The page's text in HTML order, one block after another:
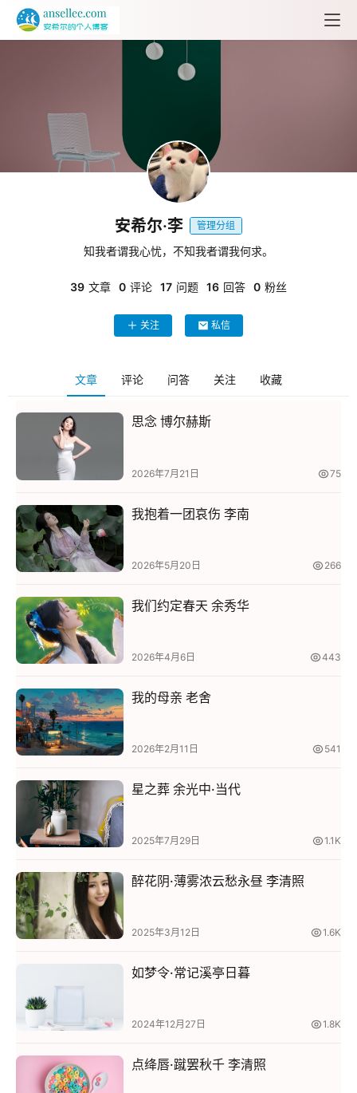
页
古
诗
大
安希尔·李 管理分组
知我者谓我心忧，不知我者谓我何求。
39 文章 0 评论 17 问题 16 回答 0 粉丝
关注 私信
文章 评论 问答 关注 收藏
思念 博尔赫斯
2026年7月21日 75
我抱着一团哀伤 李南
2026年5月20日 266
我们约定春天 余秀华
2026年4月6日 443
我的母亲 老舍
2026年2月11日 541
星之葬 余光中·当代
2025年7月29日 1.1K
醉花阴·薄雾浓云愁永昼 李清照
2025年3月12日 1.6K
如梦令·常记溪亭日暮
2024年12月27日 1.8K
点绛唇·蹴罢秋千 李清照